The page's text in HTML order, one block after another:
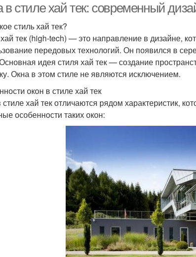
в стиле хай тек: современный
стиль хай тек?
тек (high-tech) — это направление в дизайне,
передовых технологий. Он появился в
идея стиля хай тек — создание
Окна в этом стиле не являются исключением.
окон в стиле хай тек
хай тек отличаются рядом характеристик,
особенности таких окон: